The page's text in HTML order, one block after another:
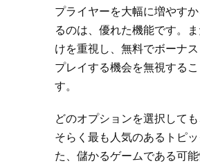
プライヤーを大幅に増やす
るのは、優れた機能です。
けを重視し、無料でボーナ
プレイする機会を無視するこ
す。
どのオプションを選択して
そらく最も人気のあるトピ
た、儲かるゲームである可能